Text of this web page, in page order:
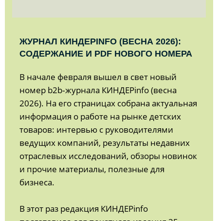
ЖУРНАЛ КИНДЕРINFO (ВЕСНА 2026):
СОДЕРЖАНИЕ И PDF НОВОГО НОМЕРА
В начале февраля вышел в свет новый
номер b2b‑журнала КИНДЕРinfo (весна
2026). На его страницах собрана актуальная
информация о работе на рынке детских
товаров: интервью с руководителями
ведущих компаний, результаты недавних
отраслевых исследований, обзоры новинок
и прочие материалы, полезные для
бизнеса.
В этот раз редакция КИНДЕРinfo